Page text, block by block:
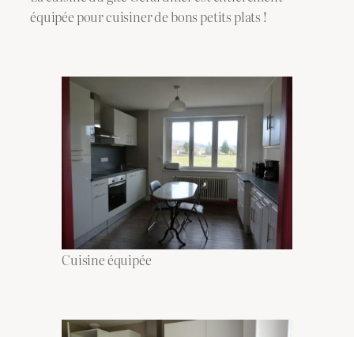
équipée pour cuisiner de bons petits plats !
Cuisine équipée